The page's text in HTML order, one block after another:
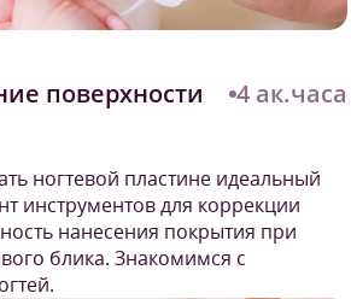
поверхности
4 ак.часа
ногтевой пластине идеальный
инструментов для коррекции
нанесения покрытия при
блика. Знакомимся с